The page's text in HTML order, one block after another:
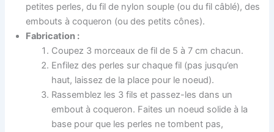
petites perles, du fil de nylon souple (ou du fil câblé), des
embouts à coqueron (ou des petits cônes).
Fabrication :
Coupez 3 morceaux de fil de 5 à 7 cm chacun.
Enfilez des perles sur chaque fil (pas jusqu’en
haut, laissez de la place pour le noeud).
Rassemblez les 3 fils et passez-les dans un
embout à coqueron. Faites un noeud solide à la
base pour que les perles ne tombent pas,